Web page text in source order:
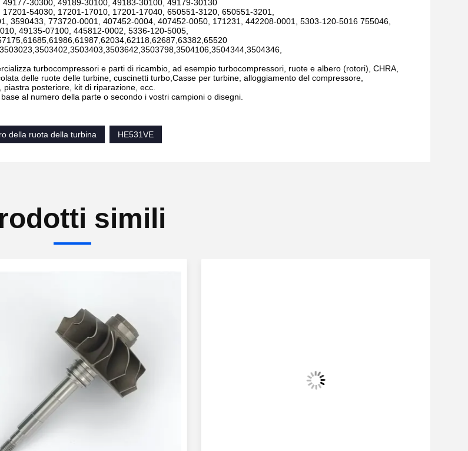
30300, 49189-30100, 49183-30100, 49179-30130
54030, 17201-17010, 17201-17040, 650551-3120, 650551-3201,
3590433, 773720-0001, 407452-0004, 407452-0050, 171231, 442208-0001, 5303-120-5016 755046,
49135-07100, 445812-0002, 5336-120-5005,
turbocompressori e parti di ricambio, ad esempio turbocompressori, ruote e albero (rotori), CHRA,
delle ruote delle turbine, cuscinetti turbo,Casse per turbine, alloggiamento del compressore,
posteriore, kit di riparazione, ecc.
al numero della parte o secondo i vostri campioni o disegni.
della ruota della turbina HE531VE
simili